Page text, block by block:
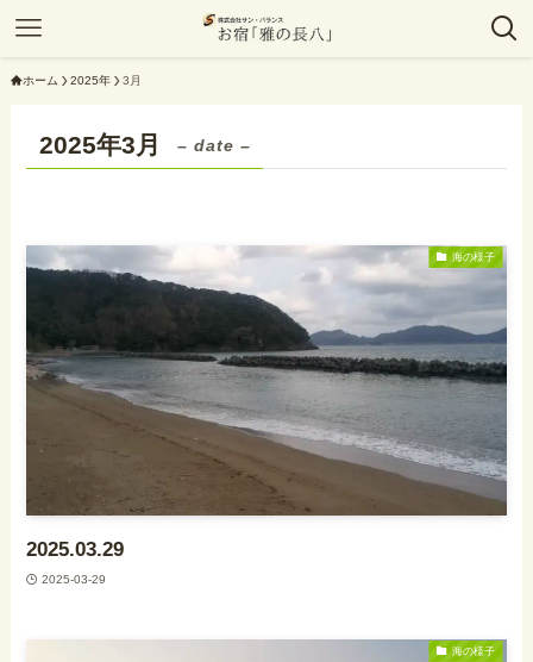
ホーム 2025年 3月
2025年3月 – date –
海の様子
2025.03.29
2025-03-29
海の様子